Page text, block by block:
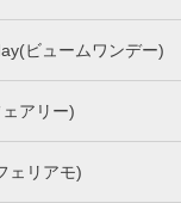
ビュームワンデー)
アリー)
ェリアモ)